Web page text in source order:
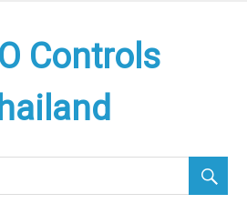
Controls